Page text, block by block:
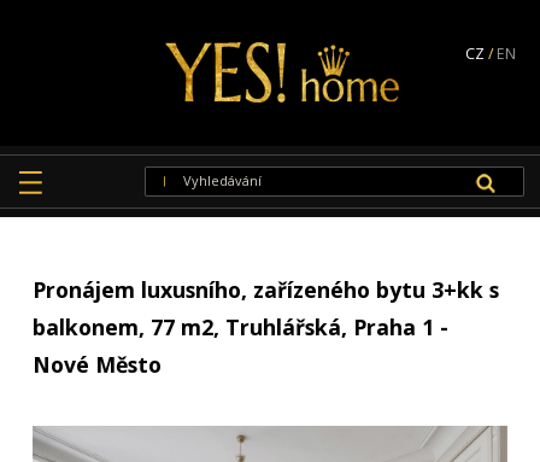
CZ/EN
Pronájem luxusního, zařízeného bytu 3+kk s
balkonem, 77 m2, Truhlářská, Praha 1 -
Nové Město